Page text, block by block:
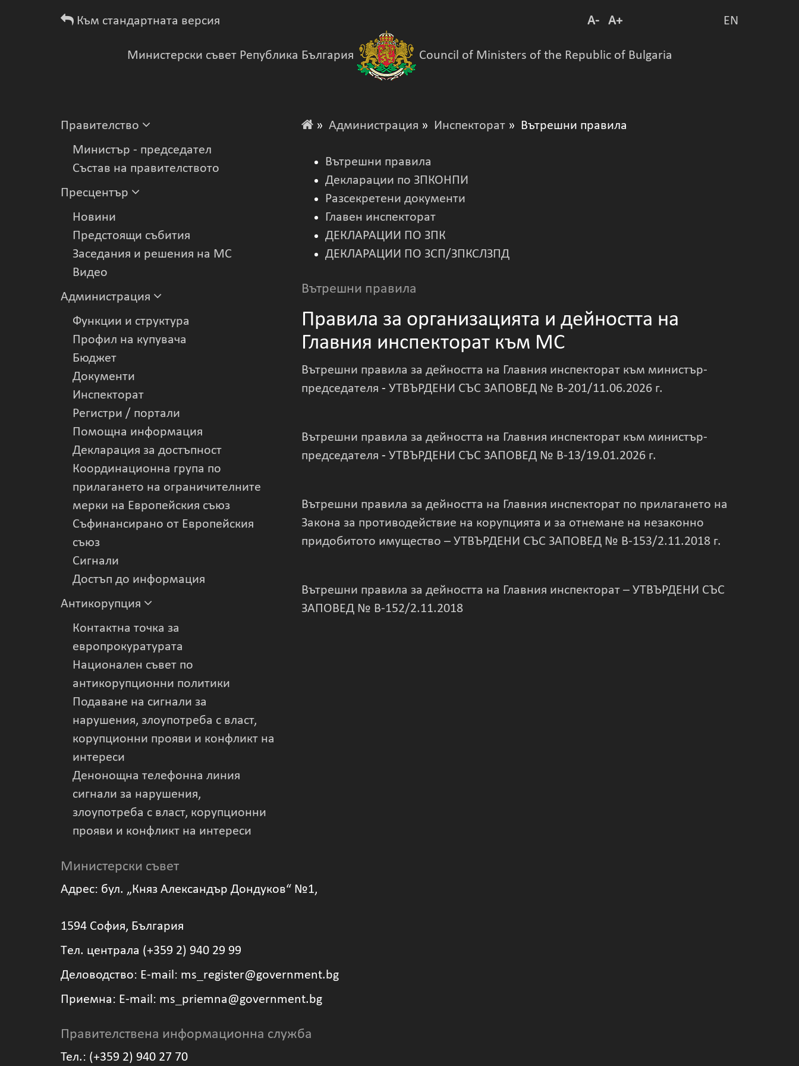
Към стандартната версия A- A+ EN
Министерски съвет Република България Council of Ministers of the Republic of Bulgaria
Правителство
Министър - председател
Състав на правителството
Пресцентър
Новини
Предстоящи събития
Заседания и решения на МС
Видеo
Администрация
Функции и структура
Профил на купувача
Бюджет
Документи
Инспекторат
Регистри / портали
Помощна информация
Декларация за достъпност
Координационна група по
прилагането на ограничителните
мерки на Европейския съюз
Съфинансирано от Европейския
съюз
Сигнали
Достъп до информация
Антикорупция
Контактна точка за
европрокуратурата
Национален съвет по
антикорупционни политики
Подаване на сигнали за
нарушения, злоупотреба с власт,
корупционни прояви и конфликт на
интереси
Денонощна телефонна линия
сигнали за нарушения,
злоупотреба с власт, корупционни
прояви и конфликт на интереси
» Администрация » Инспекторат » Вътрешни правила
Вътрешни правила
Декларации по ЗПКОНПИ
Разсекретени документи
Главен инспекторат
ДЕКЛАРАЦИИ ПО ЗПК
ДЕКЛАРАЦИИ ПО ЗСП/ЗПКСЛЗПД
Вътрешни правила
Правила за организацията и дейността на
Главния инспекторат към МС
Вътрешни правила за дейността на Главния инспекторат към министър-
председателя - УТВЪРДЕНИ СЪС ЗАПОВЕД № В-201/11.06.2026 г.
Вътрешни правила за дейността на Главния инспекторат към министър-
председателя - УТВЪРДЕНИ СЪС ЗАПОВЕД № В-13/19.01.2026 г.
Вътрешни правила за дейността на Главния инспекторат по прилагането на
Закона за противодействие на корупцията и за отнемане на незаконно
придобитото имущество – УТВЪРДЕНИ СЪС ЗАПОВЕД № В-153/2.11.2018 г.
Вътрешни правила за дейността на Главния инспекторат – УТВЪРДЕНИ СЪС
ЗАПОВЕД № В-152/2.11.2018
Министерски съвет
Адрес: бул. „Княз Александър Дондуков“ №1,
1594 София, България
Tел. централа (+359 2) 940 29 99
Деловодство: Е-mail: ms_register@government.bg
Приемна: Е-mail: ms_priemna@government.bg
Правителствена информационна служба
Тел.: (+359 2) 940 27 70